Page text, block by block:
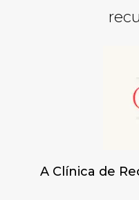
A Clínica de